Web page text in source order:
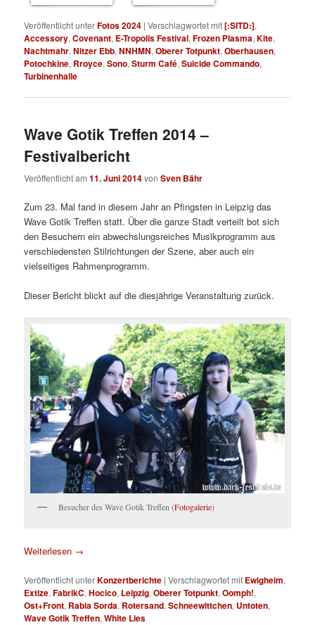
Veröffentlicht unterFotos 2024 |Verschlagwortet mit[:SITD:],
Accessory,Covenant, E-Tropolis Festival,Frozen Plasma,Kite,
Nachtmahr,Nitzer Ebb,NNHMN,Oberer Totpunkt,Oberhausen,
Potochkine, Rroyce,Sono,Sturm Café,Suicide Commando,
Turbinenhalle
Wave Gotik Treffen 2014 –
Festivalbericht
Veröffentlicht am11. Juni 2014vonSven Bähr
Zum 23. Mal fand in diesem Jahr an Pfingsten in Leipzig das
Wave Gotik Treffen statt. Über die ganze Stadt verteilt bot sich
den Besuchern ein abwechslungsreiches Musikprogramm aus
verschiedensten Stilrichtungen der Szene, aber auch ein
vielseitiges Rahmenprogramm.
Dieser Bericht blickt auf die diesjährige Veranstaltung zurück.
Besucher des Wave Gotik Treffen (Fotogalerie)
Weiterlesen →
Veröffentlicht unterKonzertberichte |Verschlagwortet mit Ewigheim,
Extize,FabrikC,Hocico, Leipzig,Oberer Totpunkt,Oomph!,
Ost+Front, Rabia Sorda, Rotersand,Schneewittchen, Untoten,
Wave Gotik Treffen,White Lies